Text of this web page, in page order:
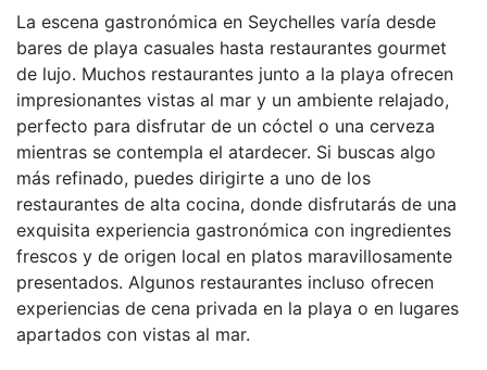
La escena gastronómica en Seychelles varía desde
bares de playa casuales hasta restaurantes gourmet
de lujo. Muchos restaurantes junto a la playa ofrecen
impresionantes vistas al mar y un ambiente relajado,
perfecto para disfrutar de un cóctel o una cerveza
mientras se contempla el atardecer. Si buscas algo
más refinado, puedes dirigirte a uno de los
restaurantes de alta cocina, donde disfrutarás de una
exquisita experiencia gastronómica con ingredientes
frescos y de origen local en platos maravillosamente
presentados. Algunos restaurantes incluso ofrecen
experiencias de cena privada en la playa o en lugares
apartados con vistas al mar.